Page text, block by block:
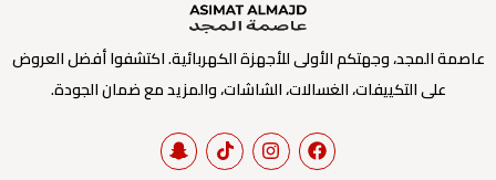
عاصمة المجد، وجهتكم الأولى للأجهزة الكهربائية. اكتشفوا أفضل العروض
على التكييفات، الغسالات، الشاشات، والمزيد مع ضمان الجودة.